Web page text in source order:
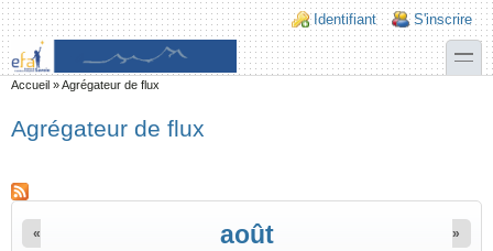
Aller au contenu principal
Skip to search
Login links
Identifiant S'inscrire
toggle
Vous êtes ici
Accueil »Agrégateur de flux
Agrégateur de flux
août
« »